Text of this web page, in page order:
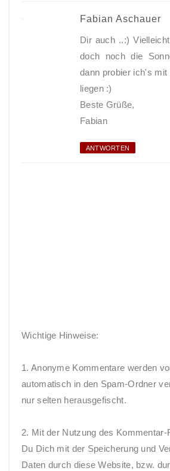
Fabian Aschauer
Dir auch ..:)
doch noch die
dann probier ich's
liegen :)
Beste Grüße,
Fabian
ANTWORTEN
Wichtige Hinweise:
1. Anonyme Kommentare werden
automatisch in den Spam-Ordner
nur selten herausgefischt.
2. Mit der Nutzung des
Du Dich mit der Speicherung und
Daten durch diese Website, bzw.